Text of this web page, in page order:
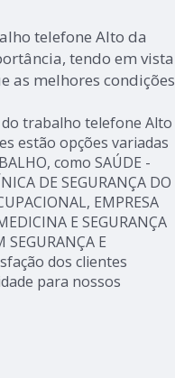
telefone Alto da
tendo em vista
as melhores condições
do trabalho telefone Alto
estão opções variadas
como SAÚDE -
DE SEGURANÇA DO
EMPRESA
E SEGURANÇA
SEGURANÇA E
dos clientes
para nossos